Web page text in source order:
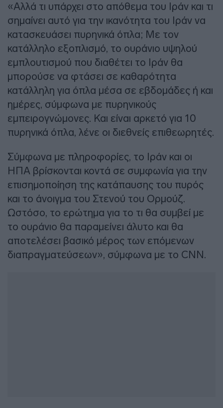
«Αλλά τι υπάρχει στο απόθεμα του Ιράν και τι
σημαίνει αυτό για την ικανότητα του Ιράν να
κατασκευάσει πυρηνικά όπλα; Με τον
κατάλληλο εξοπλισμό, το ουράνιο υψηλού
εμπλουτισμού που διαθέτει το Ιράν θα
μπορούσε να φτάσει σε καθαρότητα
κατάλληλη για όπλα μέσα σε εβδομάδες ή και
ημέρες, σύμφωνα με πυρηνικούς
εμπειρογνώμονες. Και είναι αρκετό για 10
πυρηνικά όπλα, λένε οι διεθνείς επιθεωρητές.
Σύμφωνα με πληροφορίες, το Ιράν και οι
ΗΠΑ βρίσκονται κοντά σε συμφωνία για την
επισημοποίηση της κατάπαυσης του πυρός
και το άνοιγμα του Στενού του Ορμούζ.
Ωστόσο, το ερώτημα για το τι θα συμβεί με
το ουράνιο θα παραμείνει άλυτο και θα
αποτελέσει βασικό μέρος των επόμενων
διαπραγματεύσεων», σύμφωνα με το CNN.